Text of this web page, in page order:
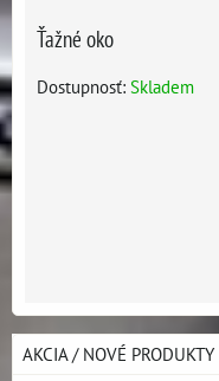
Ťažné oko
Dostupnosť: Skladem
AKCIA / NOVÉ PRODUKTY